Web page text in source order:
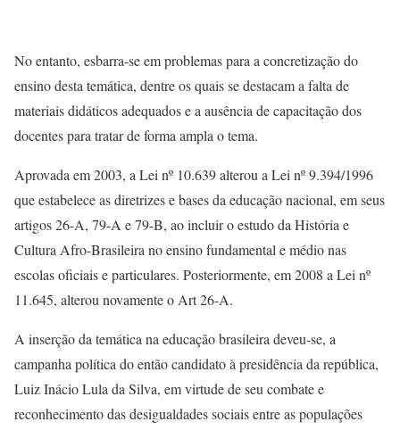
No entanto, esbarra-se em problemas para a concretização do
ensino desta temática, dentre os quais se destacam a falta de
materiais didáticos adequados e a ausência de capacitação dos
docentes para tratar de forma ampla o tema.
Aprovada em 2003, a Lei nº 10.639 alterou a Lei nº 9.394/1996
que estabelece as diretrizes e bases da educação nacional, em seus
artigos 26-A, 79-A e 79-B, ao incluir o estudo da História e
Cultura Afro-Brasileira no ensino fundamental e médio nas
escolas oficiais e particulares. Posteriormente, em 2008 a Lei nº
11.645, alterou novamente o Art 26-A.
A inserção da temática na educação brasileira deveu-se, a
campanha política do então candidato à presidência da república,
Luiz Inácio Lula da Silva, em virtude de seu combate e
reconhecimento das desigualdades sociais entre as populações